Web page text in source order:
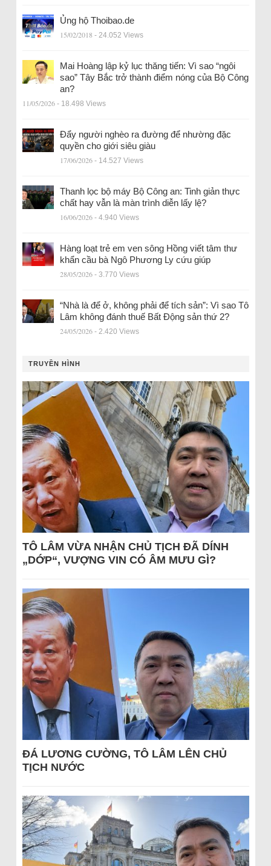
Ủng hộ Thoibao.de
15/02/2018 - 24.052 Views
Mai Hoàng lập kỷ lục thăng tiến: Vì sao “ngôi
sao” Tây Bắc trở thành điểm nóng của Bộ Công
an?
11/05/2026 - 18.498 Views
Đẩy người nghèo ra đường để nhường đặc
quyền cho giới siêu giàu
17/06/2026 - 14.527 Views
Thanh lọc bộ máy Bộ Công an: Tinh giản thực
chất hay vẫn là màn trình diễn lấy lệ?
16/06/2026 - 4.940 Views
Hàng loạt trẻ em ven sông Hồng viết tâm thư
khẩn cầu bà Ngô Phương Ly cứu giúp
28/05/2026 - 3.770 Views
“Nhà là để ở, không phải để tích sản”: Vì sao Tô
Lâm không đánh thuế Bất Động sản thứ 2?
24/05/2026 - 2.420 Views
TRUYỀN HÌNH
TÔ LÂM VỪA NHẬN CHỦ TỊCH ĐÃ DÍNH
„DỚP“, VƯỢNG VIN CÓ ÂM MƯU GÌ?
ĐÁ LƯƠNG CƯỜNG, TÔ LÂM LÊN CHỦ
TỊCH NƯỚC